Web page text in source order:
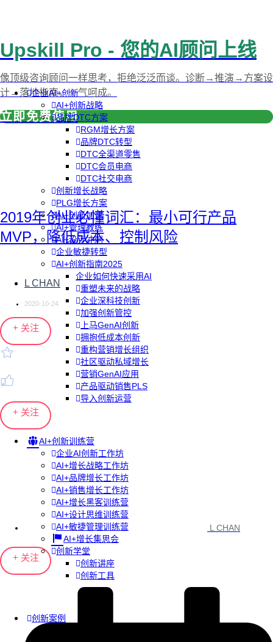
企业AI+创新
AI+创新战略
品牌DTC方案
RGM增长方案
品牌DTC转型
DTC全渠道零售
DTC会员电商
DTC社交电商
创新增长战略
PLG增长方案
AI+创新加速
AI+管理教练
AI+设计冲刺
企业敏捷转型
AI+创新指南2025
企业如何快速采用AI
重塑未来的战略
企业深科技创新
加强创新管控
上马GenAI创新
拥抱低成本创新
重构营销增长组织
社区驱动私域增长
营销GenAI应用
产品驱动销售PLS
导入创新运营
AI+创新训练营
企业AI创新工作坊
AI+增长战略工作坊
AI+品牌增长工作坊
AI+销售增长工作坊
AI+增长黑客训练营
AI+设计思维训练营
AI+敏捷管理训练营
AI+增长集思会
创新学堂
创新讲座
创新工具
创新案例
Upskill Pro - 您的AI顾问上线
像顶级咨询顾问一样思考，拒绝泛泛而谈。诊断→推演→方案设
计→落地指南，一气呵成。
立即免费使用
2019年创业必懂词汇：最小可行产品
MVP，降低成本、控制风险
L CHAN
2020-10-24
+ 关注
+ 关注
L CHAN
+ 关注